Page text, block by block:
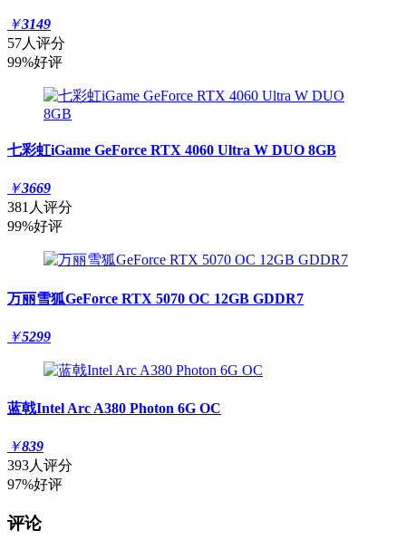
￥3149
57人评分
99%好评
七彩虹iGame GeForce RTX 4060 Ultra W DUO 8GB
￥3669
381人评分
99%好评
万丽雪狐GeForce RTX 5070 OC 12GB GDDR7
￥5299
蓝戟Intel Arc A380 Photon 6G OC
￥839
393人评分
97%好评
评论